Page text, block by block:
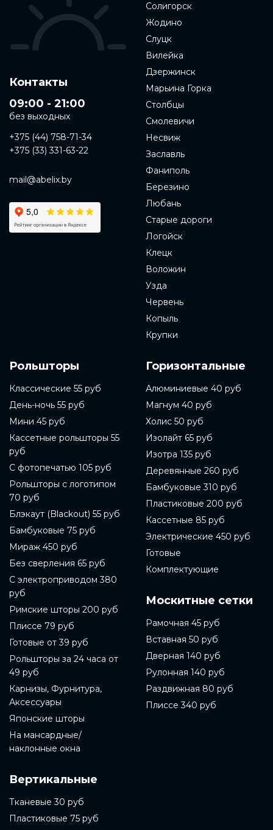
Контакты
09:00 - 21:00
без выходных
+375 (44) 758-71-34
+375 (33) 331-63-22
mail@abelix.by
Солигорск
Жодино
Слуцк
Вилейка
Дзержинск
Марьина Горка
Столбцы
Смолевичи
Несвиж
Заславль
Фаниполь
Березино
Любань
Старые дороги
Логойск
Клецк
Воложин
Узда
Червень
Копыль
Крупки
Рольшторы
Классические 55 руб
День-ночь 55 руб
Мини 45 руб
Кассетные рольшторы 55
руб
С фотопечатью 105 руб
Рольшторы с логотипом
70 руб
Блэкаут (Blackout) 55 руб
Бамбуковые 75 руб
Мираж 450 руб
Без сверления 65 руб
С электроприводом 380
руб
Римские шторы 200 руб
Плиссе 79 руб
Готовые от 39 руб
Рольшторы за 24 часа от
49 руб
Карнизы, Фурнитура,
Аксессуары
Японские шторы
На мансардные/
наклонные окна
Вертикальные
Тканевые 30 руб
Пластиковые 75 руб
Горизонтальные
Алюминиевые 40 руб
Магнум 40 руб
Холис 50 руб
Изолайт 65 руб
Изотра 135 руб
Деревянные 260 руб
Бамбуковые 310 руб
Пластиковые 200 руб
Кассетные 85 руб
Электрические 450 руб
Готовые
Комплектующие
Москитные сетки
Рамочная 45 руб
Вставная 50 руб
Дверная 140 руб
Рулонная 140 руб
Раздвижная 80 руб
Плиссе 340 руб